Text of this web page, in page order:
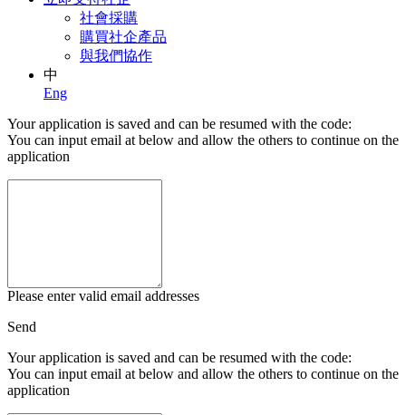
社會採購
購買社企產品
與我們協作
中
Eng
Your application is saved and can be resumed with the code:
You can input email at below and allow the others to continue on the
application
Please enter valid email addresses
Send
Your application is saved and can be resumed with the code:
You can input email at below and allow the others to continue on the
application